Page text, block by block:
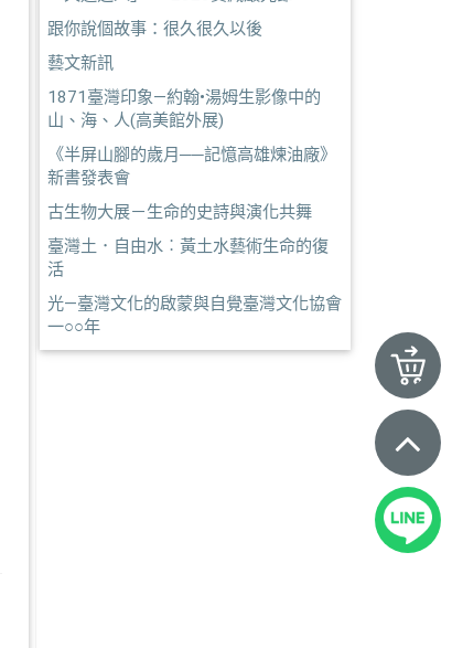
跟你說個故事：很久很久以後
藝文新訊
1871臺灣印象—約翰•湯姆生影像中的
山、海、人(高美館外展)
《半屏山腳的歲月──記憶高雄煉油廠》
新書發表會
古生物大展－生命的史詩與演化共舞
臺灣土．自由水︰黃土水藝術生命的復
活
光—臺灣文化的啟蒙與自覺臺灣文化協會
一○○年